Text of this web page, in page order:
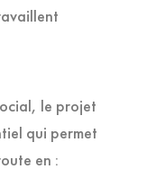
le projet
qui permet
en :